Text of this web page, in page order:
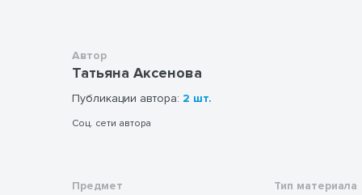
Автор
Татьяна Аксенова
Публикации автора: 2 шт.
Соц. сети автора
Предмет Тип материала